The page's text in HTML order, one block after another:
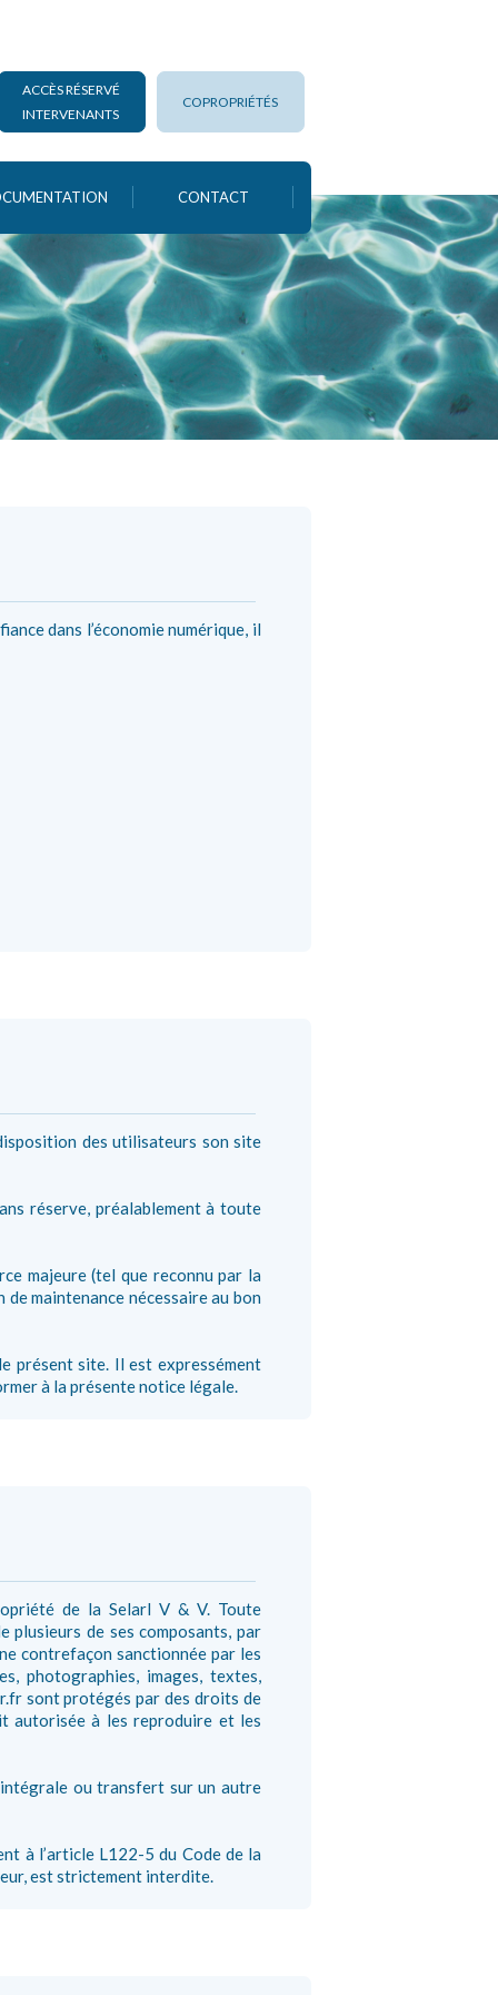
ACCÈS RÉSERVÉ
INTERVENANTS
COPROPRIÉTÉS
CONTACT
dans l’économie numérique, il
des utilisateurs son site
réserve, préalablement à toute
majeure (tel que reconnu par la
maintenance nécessaire au bon
présent site. Il est expressément
à la présente notice légale.
de la Selarl V & V. Toute
de ses composants, par
contrefaçon sanctionnée par les
photographies, images, textes,
sont protégés par des droits de
autorisée à les reproduire et les
ou transfert sur un autre
à l’article L122-5 du Code de la
est strictement interdite.